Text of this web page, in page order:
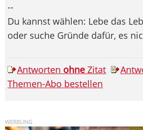
--
Du kannst wählen: Lebe das
oder suche Gründe dafür, es
Antworten ohne Zitat
Themen-Abo bestellen